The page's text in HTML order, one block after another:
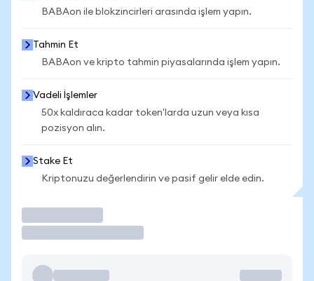
BABAon ile blokzincirleri arasında işlem yapın.
Tahmin Et
BABAon ve kripto tahmin piyasalarında işlem yapın.
Vadeli İşlemler
50x kaldıraca kadar token'larda uzun veya kısa
pozisyon alın.
Stake Et
Kriptonuzu değerlendirin ve pasif gelir elde edin.